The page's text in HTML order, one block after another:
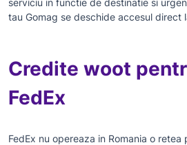
serviciu in functie de destinatie si
tau Gomag se deschide accesul direct
Credite woot
FedEx
FedEx nu opereaza in Romania o